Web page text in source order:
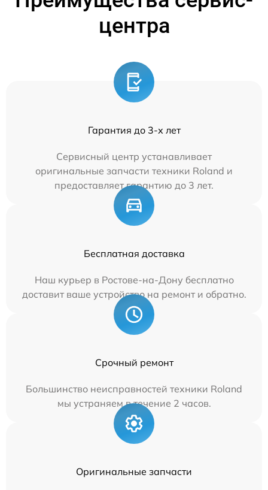
центра
Гарантия до 3-х лет
Сервисный центр устанавливает
оригинальные запчасти техники Roland и
предоставляет гарантию до 3 лет.
Бесплатная доставка
Наш курьер в Ростове-на-Дону бесплатно
доставит ваше устройство на ремонт и обратно.
Срочный ремонт
Большинство неисправностей техники Roland
мы устраняем в течение 2 часов.
Оригинальные запчасти